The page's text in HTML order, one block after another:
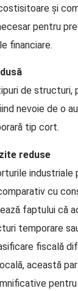
și
pentru
financiare.
de
nevoie de o
tip cort.
reduse
industriale
cu
faptului că
temporare
fiscală
această